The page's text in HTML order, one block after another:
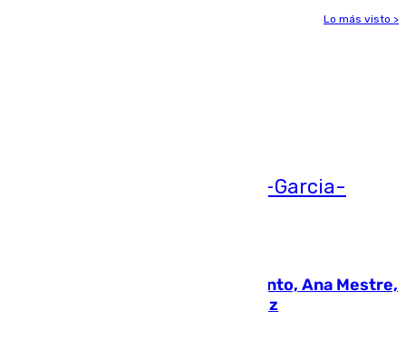
Lo más visto >
La nueva presidenta del Parlamento, Ana Mestre,
hace parada institucional en Cádiz